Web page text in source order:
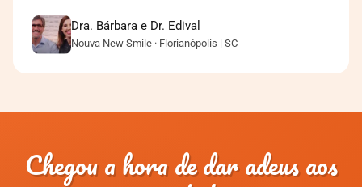
Dra. Bárbara e Dr. Edival
Nouva New Smile · Florianópolis | SC
Chegou a hora de dar adeus aos